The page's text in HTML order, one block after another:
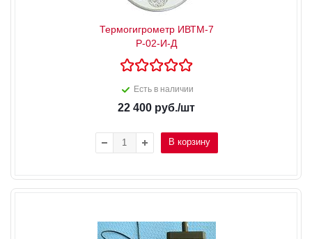
Термогигрометр ИВТМ-7
Р-02-И-Д
Есть в наличии
22 400 руб./шт
В корзину